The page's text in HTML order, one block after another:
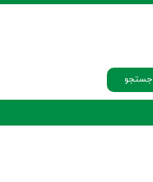
جستجو